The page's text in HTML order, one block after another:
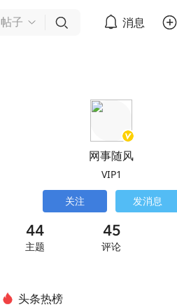
帖子  消息
网事随风
VIP1
关注
发消息
44
主题
45
评论
 头条热榜